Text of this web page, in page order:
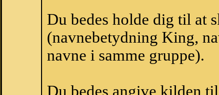
Du bedes holde dig til at
(navnebetydning King,
navne i samme gruppe).
Du bedes angive kilden